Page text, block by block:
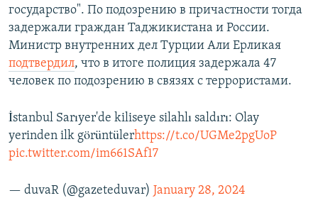
государство". По подозрению в причастности тогда
задержали граждан Таджикистана и России.
Министр внутренних дел Турции Али Ерликая
подтвердил, что в итоге полиция задержала 47
человек по подозрению в связях с террористами.
İstanbul Sarıyer'de kiliseye silahlı saldırı: Olay
yerinden ilk görüntülerhttps://t.co/UGMe2pgUoP
pic.twitter.com/im661SAf17
— duvaR (@gazeteduvar) January 28, 2024